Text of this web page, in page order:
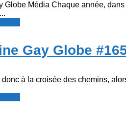
Globe Média Chaque année,
Gay Globe
à la croisée des chemins,